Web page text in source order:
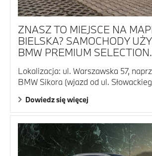
ZNASZ TO MIEJSCE NA
BIELSKA? SAMOCHODY
BMW PREMIUM SELECTION.
Lokalizacja: ul. Warszawska 57,
BMW Sikora (wjazd od ul.
Dowiedz się więcej